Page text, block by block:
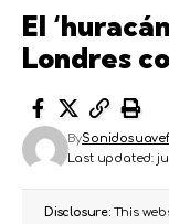
El
Londres
Last updated:
By
Disclosure:This